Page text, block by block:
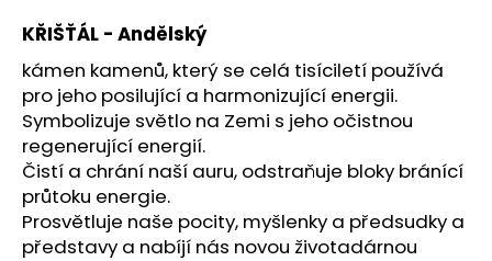
KŘIŠŤÁL - Andělský
kámen kamenů, který se celá tisíciletí používá
pro jeho posilující a harmonizující energii.
Symbolizuje světlo na Zemi s jeho očistnou
regenerující energií.
Čistí a chrání naší auru, odstraňuje bloky bránící
průtoku energie.
Prosvětluje naše pocity, myšlenky a předsudky a
představy a nabíjí nás novou životadárnou
a
j
í
t
?
HLEDAT